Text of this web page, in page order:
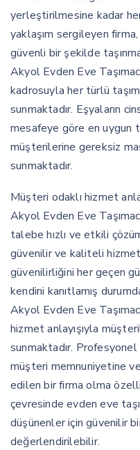
yerleştirilmesine kadar
yaklaşım sergileyen
güvenli bir şekilde
Akyol Evden Eve
kadrosuyla her türlü
sunmaktadır. Eşyaların
mesafeye göre en uygun
müşterilerine gereksiz
sunmaktadır.
Müşteri odaklı hizmet
Akyol Evden Eve
talebe hızlı ve etkili
güvenilir ve kaliteli
güvenilirliğini her geçen
kendini kanıtlamış
Akyol Evden Eve
hizmet anlayışıyla
sunmaktadır.
müşteri memnuniyetine
edilen bir firma olma
çevresinde evden eve
düşünenler için güvenilir
değerlendirilebilir.